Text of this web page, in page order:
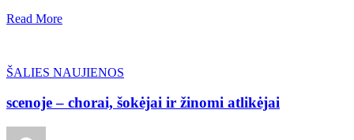
Read More
ŠALIES NAUJIENOS
scenoje – chorai, šokėjai ir žinomi atlikėjai